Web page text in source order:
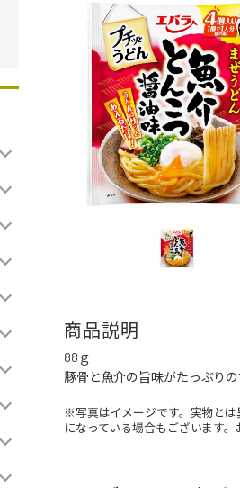
商品説明
88ｇ
豚骨と魚介の旨味がたっぷり
※写真はイメージです。実物と
になっている場合もございます